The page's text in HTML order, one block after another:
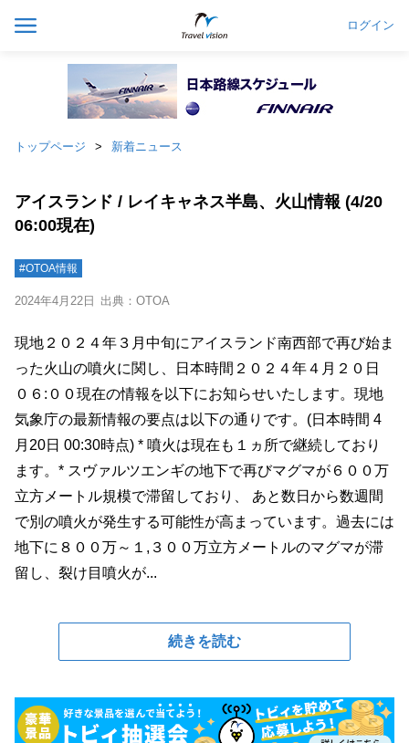
ログイン
トップページ 新着ニュース
アイスランド / レイキャネス半島、火山情報 (4/20
06:00現在)
#OTOA情報
2024年4月22日 出典：OTOA
現地２０２４年３月中旬にアイスランド南西部で再び始ま
った火山の噴火に関し、日本時間２０２４年４月２０日
０６:００現在の情報を以下にお知らせいたします。現地
気象庁の最新情報の要点は以下の通りです。(日本時間 4
月20日 00:30時点) * 噴火は現在も１ヵ所で継続しており
ます。* スヴァルツエンギの地下で再びマグマが６００万
立方メートル規模で滞留しており、 あと数日から数週間
で別の噴火が発生する可能性が高まっています。過去には
地下に８００万～１,３００万立方メートルのマグマが滞
留し、裂け目噴火が...
続きを読む